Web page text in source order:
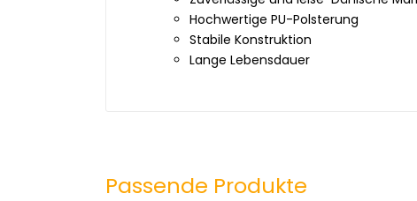
Hochwertige PU-Polsterung
Stabile Konstruktion
Lange Lebensdauer
Passende Produkte